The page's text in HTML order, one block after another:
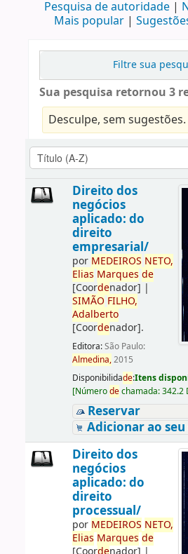
Pesquisa de autoridade
Mais popular
Filtre sua
Sua pesquisa retornou 3
Desculpe, sem sugestões.
Direito dos
negócios
aplicado: do
direito
empresarial/
por MEDEIROS NETO,
Elias Marques de
[Coordenador] |
SIMÃO FILHO,
Adalberto
[Coordenador].
Editora:São Paulo:
Almedina,2015
Disponibilidade:Itens
[Númerodechamada:342.2
Reservar
Adicionar ao
Direito dos
negócios
aplicado: do
direito
processual/
por MEDEIROS NETO,
Elias Marques de